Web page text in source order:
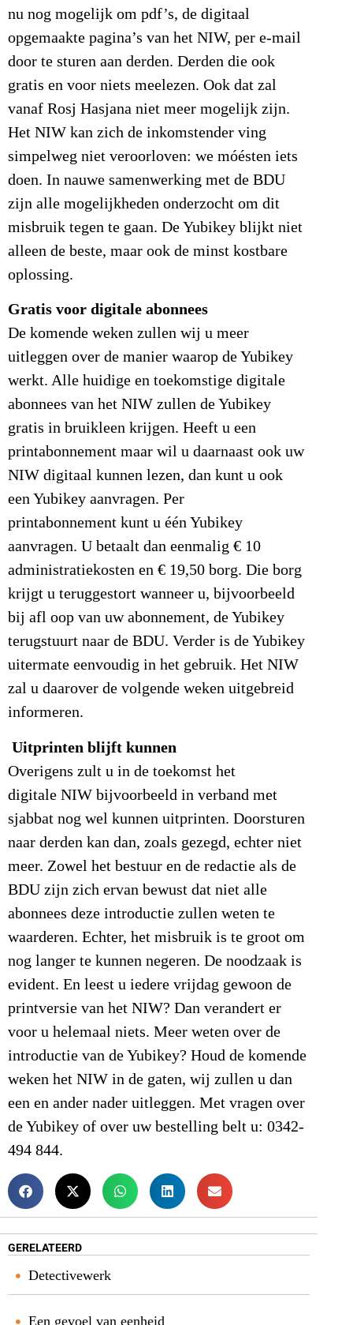
nu nog mogelijk om pdf’s, de digitaal
opgemaakte pagina’s van het NIW, per e-mail
door te sturen aan derden. Derden die ook
gratis en voor niets meelezen. Ook dat zal
vanaf Rosj Hasjana niet meer mogelijk zijn.
Het NIW kan zich de inkomstender ving
simpelweg niet veroorloven: we móésten iets
doen. In nauwe samenwerking met de BDU
zijn alle mogelijkheden onderzocht om dit
misbruik tegen te gaan. De Yubikey blijkt niet
alleen de beste, maar ook de minst kostbare
oplossing.
Gratis voor digitale abonnees
De komende weken zullen wij u meer
uitleggen over de manier waarop de Yubikey
werkt. Alle huidige en toekomstige digitale
abonnees van het NIW zullen de Yubikey
gratis in bruikleen krijgen. Heeft u een
printabonnement maar wil u daarnaast ook uw
NIW digitaal kunnen lezen, dan kunt u ook
een Yubikey aanvragen. Per
printabonnement kunt u één Yubikey
aanvragen. U betaalt dan eenmalig € 10
administratiekosten en € 19,50 borg. Die borg
krijgt u teruggestort wanneer u, bijvoorbeeld
bij afl oop van uw abonnement, de Yubikey
terugstuurt naar de BDU. Verder is de Yubikey
uitermate eenvoudig in het gebruik. Het NIW
zal u daarover de volgende weken uitgebreid
informeren.
Uitprinten blijft kunnen
Overigens zult u in de toekomst het
digitale NIW bijvoorbeeld in verband met
sjabbat nog wel kunnen uitprinten. Doorsturen
naar derden kan dan, zoals gezegd, echter niet
meer. Zowel het bestuur en de redactie als de
BDU zijn zich ervan bewust dat niet alle
abonnees deze introductie zullen weten te
waarderen. Echter, het misbruik is te groot om
nog langer te kunnen negeren. De noodzaak is
evident. En leest u iedere vrijdag gewoon de
printversie van het NIW? Dan verandert er
voor u helemaal niets. Meer weten over de
introductie van de Yubikey? Houd de komende
weken het NIW in de gaten, wij zullen u dan
een en ander nader uitleggen. Met vragen over
de Yubikey of over uw bestelling belt u: 0342-
494 844.
GERELATEERD
Detectivewerk
Een gevoel van eenheid